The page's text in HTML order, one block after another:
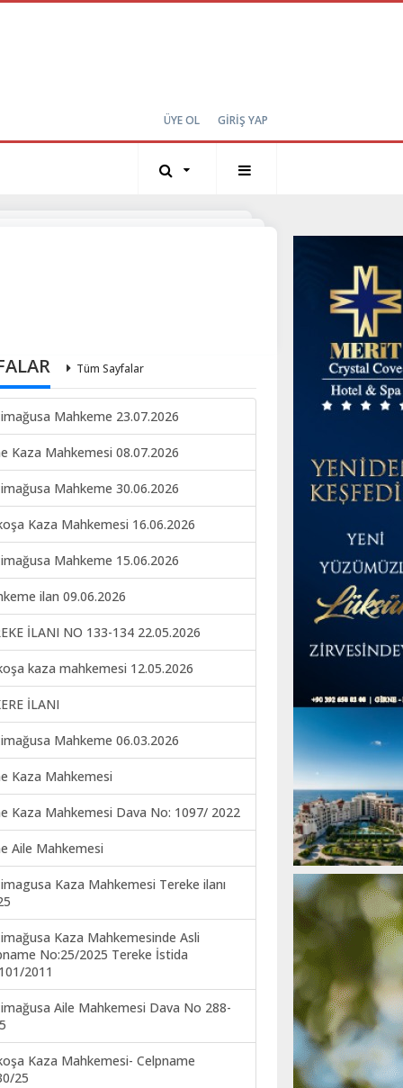
ÜYE OL GİRİŞ YAP
Tüm Sayfalar
Mahkeme 23.07.2026
Kaza Mahkemesi 08.07.2026
Mahkeme 30.06.2026
Kaza Mahkemesi 16.06.2026
Mahkeme 15.06.2026
ilan 09.06.2026
İLANI NO 133-134 22.05.2026
kaza mahkemesi 12.05.2026
İLANI
Mahkeme 06.03.2026
Kaza Mahkemesi
Kaza Mahkemesi Dava No: 1097/ 2022
Aile Mahkemesi
Kaza Mahkemesi Tereke ilanı
Kaza Mahkemesinde Asli
No:25/2025 Tereke İstida
2011
Aile Mahkemesi Dava No 288-
Kaza Mahkemesi- Celpname
25